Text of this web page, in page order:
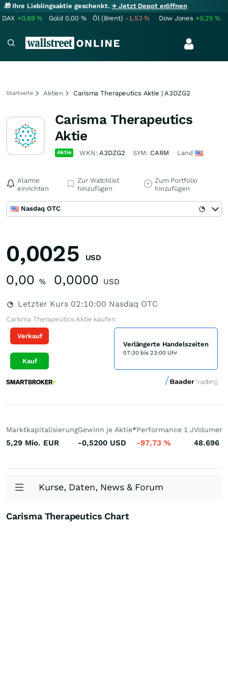
🎁 Ihre Lieblingsaktie geschenkt.→ Jetzt Depot eröffnen
DAX +0,69% Gold 0,00 % Öl (Brent) -1,53% Dow Jones +0,25%
Startseite Aktien Carisma Therapeutics Aktie | A3DZG2
Carisma Therapeutics
Aktie
Aktie WKN:A3DZG2 SYM: CARM Land
Alarme
einrichten
Zur Watchlist
hinzufügen
Zum Portfolio
hinzufügen
Nasdaq OTC
0,0025 USD
0,00 % 0,0000 USD
Letzter Kurs 02:10:00 Nasdaq OTC
Carisma Therapeutics Aktie kaufen
Verkauf
Kauf
Verlängerte Handelszeiten
07:30 bis 23:00 Uhr
Marktkapitalisierung
5,29 Mio. EUR
Gewinn je Aktie*
-0,5200 USD
Performance 1 J
-97,73 %
Volumen
48.696
Kurse, Daten, News & Forum
Carisma Therapeutics Chart